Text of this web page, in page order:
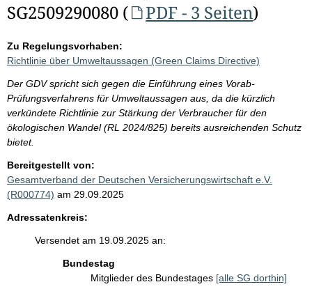
SG2509290080 (
PDF - 3 Seiten)
Zu Regelungsvorhaben:
Richtlinie über Umweltaussagen (Green Claims Directive)
Der GDV spricht sich gegen die Einführung eines Vorab-
Prüfungsverfahrens für Umweltaussagen aus, da die kürzlich
verkündete Richtlinie zur Stärkung der Verbraucher für den
ökologischen Wandel (RL 2024/825) bereits ausreichenden Schutz
bietet.
Bereitgestellt von:
Gesamtverband der Deutschen Versicherungswirtschaft e.V.
(R000774) am 29.09.2025
Adressatenkreis:
Versendet am 19.09.2025 an:
Bundestag
Mitglieder des Bundestages [alle SG dorthin]